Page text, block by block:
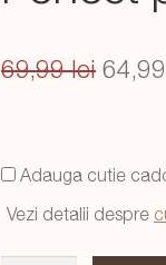
69,99lei Prețul
fost:
64,99
Adauga cutie
Vezi detalii despre